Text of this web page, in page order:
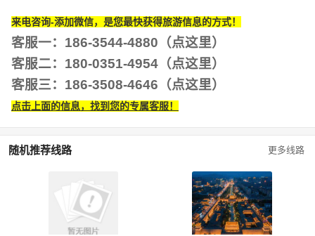
来电咨询-添加微信，是您最快获得旅游信息的方式！
客服一：186-3544-4880（点这里）
客服二：180-0351-4954 （点这里）
客服三：186-3508-4646 （点这里）
点击上面的信息，找到您的专属客服！
更多线路
随机推荐线路